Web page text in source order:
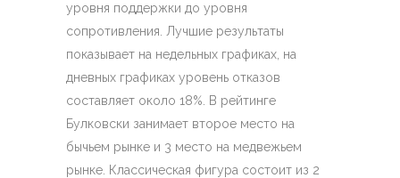
уровня поддержки до уровня
сопротивления. Лучшие результаты
показывает на недельных графиках, на
дневных графиках уровень отказов
составляет около 18%. В рейтинге
Булковски занимает второе место на
бычьем рынке и 3 место на медвежьем
рынке. Классическая фигура состоит из 2